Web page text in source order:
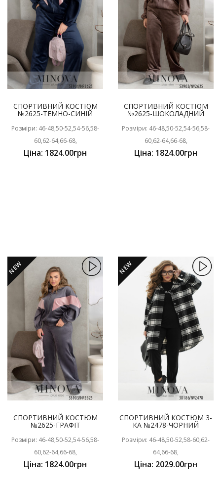
СПОРТИВНИЙ КОСТЮМ
№2625-ТЕМНО-СИНІЙ
Розміри: 46-48,50-52,54-56,58-
60,62-64,66-68,
Ціна: 1824.00грн
СПОРТИВНИЙ КОСТЮМ
№2625-ШОКОЛАДНИЙ
Розміри: 46-48,50-52,54-56,58-
60,62-64,66-68,
Ціна: 1824.00грн
NEW
СПОРТИВНИЙ КОСТЮМ
№2625-ГРАФІТ
Розміри: 46-48,50-52,54-56,58-
60,62-64,66-68,
Ціна: 1824.00грн
NEW
СПОРТИВНИЙ КОСТЮМ 3-
КА №2478-ЧОРНИЙ
Розміри: 46-48,50-52,58-60,62-
64,66-68,
Ціна: 2029.00грн